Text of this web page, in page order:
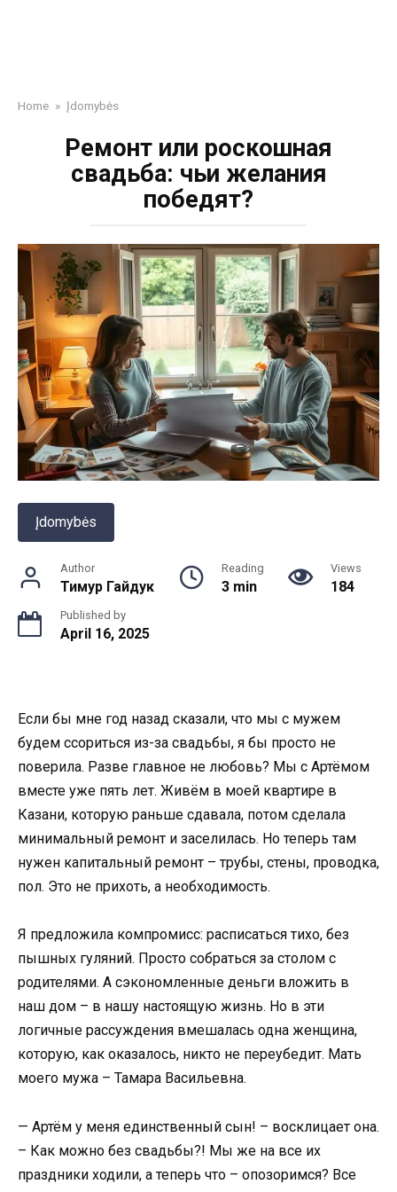
Home » Įdomybės
Ремонт или роскошная
свадьба: чьи желания
победят?
Įdomybės
Author
Тимур Гайдук
Reading
3 min
Views
184
Published by
April 16, 2025
Если бы мне год назад сказали, что мы с мужем
будем ссориться из-за свадьбы, я бы просто не
поверила. Разве главное не любовь? Мы с Артёмом
вместе уже пять лет. Живём в моей квартире в
Казани, которую раньше сдавала, потом сделала
минимальный ремонт и заселилась. Но теперь там
нужен капитальный ремонт – трубы, стены, проводка,
пол. Это не прихоть, а необходимость.
Я предложила компромисс: расписаться тихо, без
пышных гуляний. Просто собраться за столом с
родителями. А сэкономленные деньги вложить в
наш дом – в нашу настоящую жизнь. Но в эти
логичные рассуждения вмешалась одна женщина,
которую, как оказалось, никто не переубедит. Мать
моего мужа – Тамара Васильевна.
— Артём у меня единственный сын! – восклицает она.
– Как можно без свадьбы?! Мы же на все их
праздники ходили, а теперь что – опозоримся? Все